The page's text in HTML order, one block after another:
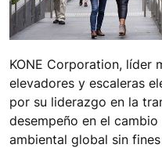
KONE Corporation, líder
elevadores y escaleras
por su liderazgo en la
desempeño en el
ambiental global sin